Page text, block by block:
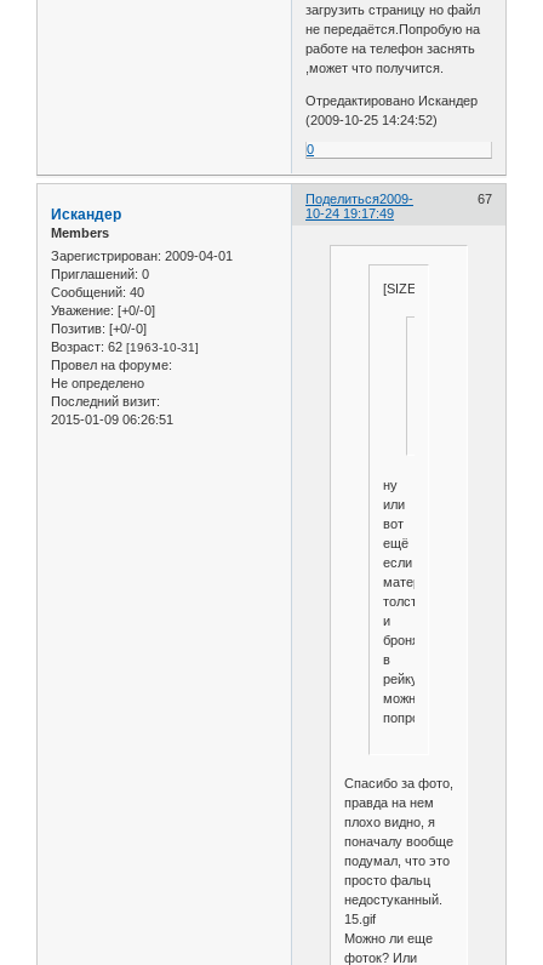
загрузить страницу но файл
не передаётся.Попробую на
работе на телефон заснять
,может что получится.
Отредактировано Искандер
(2009-10-25 14:24:52)
0
Поделиться 67
2009-
10-24 19:17:49
Искандер
Members
Зарегистрирован: 2009-04-01
Приглашений: 0
Сообщений: 40
Уважение: [+0/-0]
Позитив: [+0/-0]
Возраст: 62 [1963-10-31]
Провел на форуме:
Не определено
Последний визит:
2015-01-09 06:26:51
[SIZE=1]
ну
или
вот
ещё
если
материал
толстый
и
бронявый
в
рейку
можно
попробовать
Спасибо за фото,
правда на нем
плохо видно, я
поначалу вообще
подумал, что это
просто фальц
недостуканный.
15.gif
Можно ли еще
фоток? Или